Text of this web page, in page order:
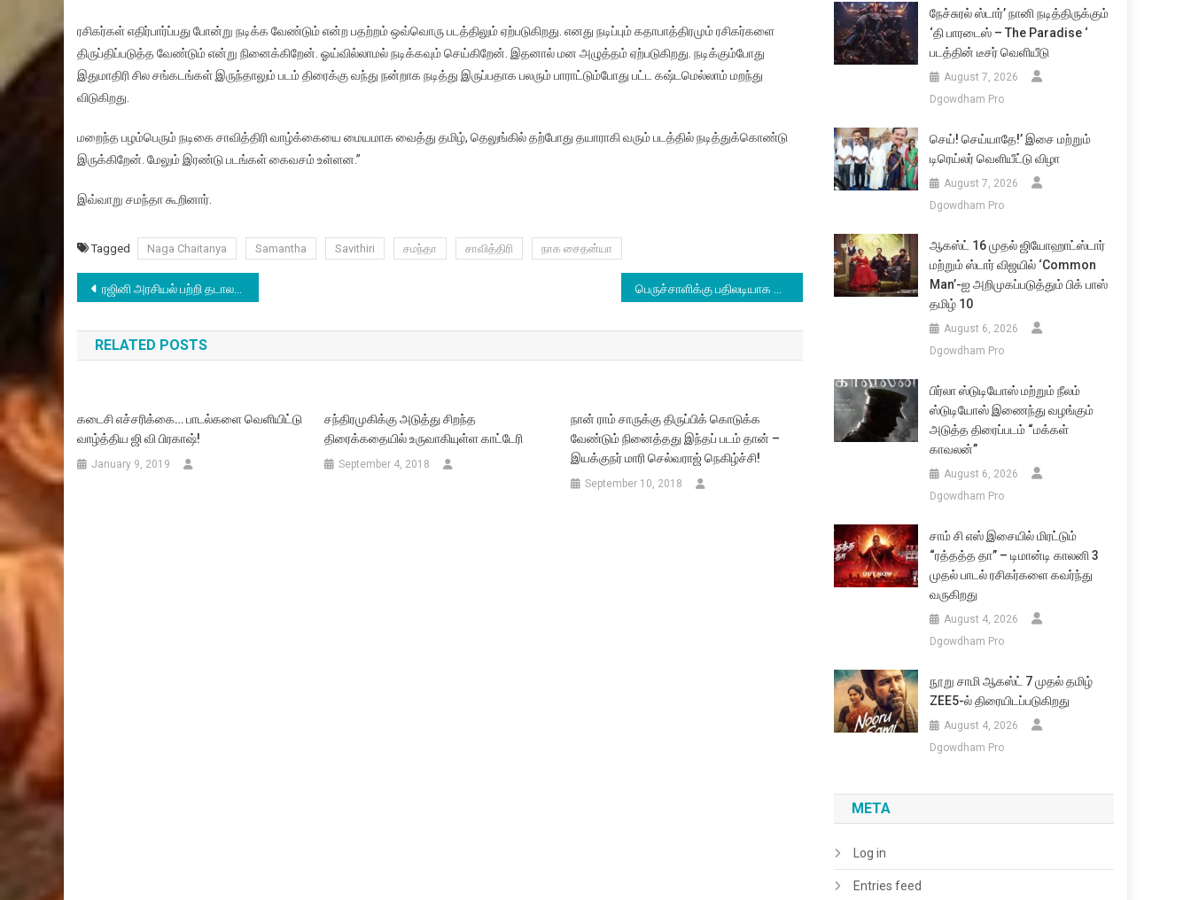
ரசிகர்கள் எதிர்பார்ப்பது போன்று நடிக்க வேண்டும் என்ற பதற்றம் ஒவ்வொரு படத்திலும் ஏற்படுகிறது. எனது நடிப்பும் கதாபாத்திரமும் ரசிகர்களை
திருப்திப்படுத்த வேண்டும் என்று நினைக்கிறேன். ஓய்வில்லாமல் நடிக்கவும் செய்கிறேன். இதனால் மன அழுத்தம் ஏற்படுகிறது. நடிக்கும்போது
இதுமாதிரி சில சங்கடங்கள் இருந்தாலும் படம் திரைக்கு வந்து நன்றாக நடித்து இருப்பதாக பலரும் பாராட்டும்போது பட்ட கஷ்டமெல்லாம் மறந்து
விடுகிறது.
மறைந்த பழம்பெரும் நடிகை சாவித்திரி வாழ்க்கையை மையமாக வைத்து தமிழ், தெலுங்கில் தற்போது தயாராகி வரும் படத்தில் நடித்துக்கொண்டு
இருக்கிறேன். மேலும் இரண்டு படங்கள் கைவசம் உள்ளன.”
இவ்வாறு சமந்தா கூறினார்.
Tagged Naga Chaitanya Samantha Savithiri சமந்தா சாவித்திரி நாக சைதன்யா
Post
navigation
ரஜினி அரசியல் பற்றி தடாலடி கருத்து தெரிவித்த நீதிபதி பெருச்சாளிக்கு பதிலடியாக கடல் நத்தை!!
RELATED POSTS
கடைசி எச்சரிக்கை… பாடல்களை வெளியிட்டு
வாழ்த்திய ஜி வி பிரகாஷ்!
January 9, 2019
சந்திரமுகிக்கு அடுத்து சிறந்த
திரைக்கதையில் உருவாகியுள்ள காட்டேரி
September 4, 2018
நான் ராம் சாருக்கு திருப்பிக் கொடுக்க
வேண்டும் நினைத்தது இந்தப் படம் தான் –
இயக்குநர் மாரி செல்வராஜ் நெகிழ்ச்சி!
September 10, 2018
நேச்சுரல் ஸ்டார்’ நானி நடித்திருக்கும்
‘தி பாரடைஸ் – The Paradise ‘
படத்தின் டீசர் வெளியீடு
August 7, 2026
Dgowdham Pro
செய்! செய்யாதே!’ இசை மற்றும்
டிரெய்லர் வெளியீட்டு விழா
August 7, 2026
Dgowdham Pro
ஆகஸ்ட் 16 முதல் ஜியோஹாட்ஸ்டார்
மற்றும் ஸ்டார் விஜயில் ‘Common
Man’-ஐ அறிமுகப்படுத்தும் பிக் பாஸ்
தமிழ் 10
August 6, 2026
Dgowdham Pro
பிர்லா ஸ்டுடியோஸ் மற்றும் நீலம்
ஸ்டுடியோஸ் இணைந்து வழங்கும்
அடுத்த திரைப்படம் “மக்கள்
காவலன்”
August 6, 2026
Dgowdham Pro
சாம் சி எஸ் இசையில் மிரட்டும்
“ரத்தத்த தா” – டிமான்டி காலனி 3
முதல் பாடல் ரசிகர்களை கவர்ந்து
வருகிறது
August 4, 2026
Dgowdham Pro
நூறு சாமி ஆகஸ்ட் 7 முதல் தமிழ்
ZEE5-ல் திரையிடப்படுகிறது
August 4, 2026
Dgowdham Pro
META
Log in
Entries feed